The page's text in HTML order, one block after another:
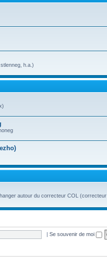
h.a.)
autour du correcteur COL (correcteur
| Se souvenir de moi